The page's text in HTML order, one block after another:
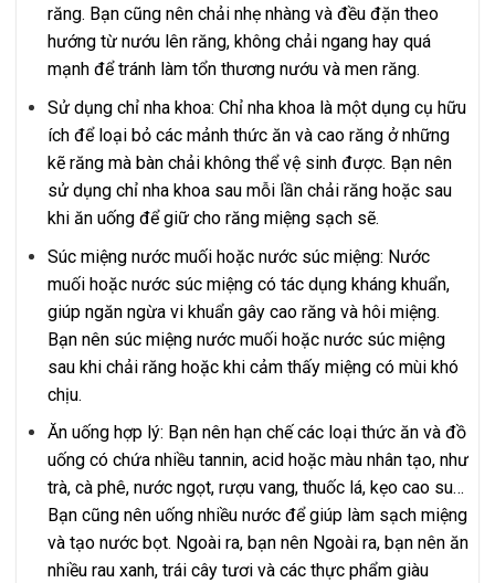
răng. Bạn cũng nên chải nhẹ nhàng và đều đặn theo
hướng từ nướu lên răng, không chải ngang hay quá
mạnh để tránh làm tổn thương nướu và men răng.
Sử dụng chỉ nha khoa: Chỉ nha khoa là một dụng cụ hữu
ích để loại bỏ các mảnh thức ăn và cao răng ở những
kẽ răng mà bàn chải không thể vệ sinh được. Bạn nên
sử dụng chỉ nha khoa sau mỗi lần chải răng hoặc sau
khi ăn uống để giữ cho răng miệng sạch sẽ.
Súc miệng nước muối hoặc nước súc miệng: Nước
muối hoặc nước súc miệng có tác dụng kháng khuẩn,
giúp ngăn ngừa vi khuẩn gây cao răng và hôi miệng.
Bạn nên súc miệng nước muối hoặc nước súc miệng
sau khi chải răng hoặc khi cảm thấy miệng có mùi khó
chịu.
Ăn uống hợp lý: Bạn nên hạn chế các loại thức ăn và đồ
uống có chứa nhiều tannin, acid hoặc màu nhân tạo, như
trà, cà phê, nước ngọt, rượu vang, thuốc lá, kẹo cao su…
Bạn cũng nên uống nhiều nước để giúp làm sạch miệng
và tạo nước bọt. Ngoài ra, bạn nên Ngoài ra, bạn nên ăn
nhiều rau xanh, trái cây tươi và các thực phẩm giàu